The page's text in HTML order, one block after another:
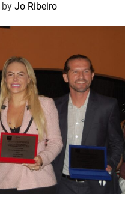
by Jo Ribeiro